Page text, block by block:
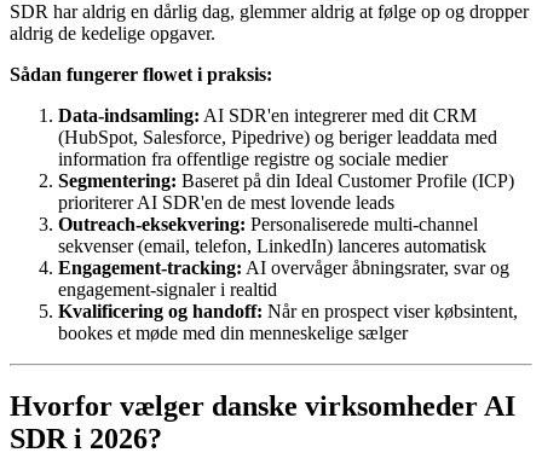
SDR har aldrig en dårlig dag, glemmer aldrig at følge op og dropper
aldrig de kedelige opgaver.
Sådan fungerer flowet i praksis:
Data-indsamling: AI SDR'en integrerer med dit CRM
(HubSpot, Salesforce, Pipedrive) og beriger leaddata med
information fra offentlige registre og sociale medier
Segmentering: Baseret på din Ideal Customer Profile (ICP)
prioriterer AI SDR'en de mest lovende leads
Outreach-eksekvering: Personaliserede multi-channel
sekvenser (email, telefon, LinkedIn) lanceres automatisk
Engagement-tracking: AI overvåger åbningsrater, svar og
engagement-signaler i realtid
Kvalificering og handoff: Når en prospect viser købsintent,
bookes et møde med din menneskelige sælger
Hvorfor vælger danske virksomheder AI
SDR i 2026?